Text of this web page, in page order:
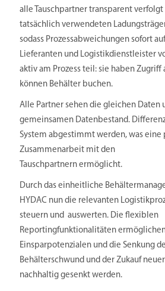
alle Tauschpartner transparent
tatsächlich verwendeten
sodass Prozessabweichungen sofort
Lieferanten und Logistikdienstleister
aktiv am Prozess teil: sie haben Zugriff
können Behälter buchen.
Alle Partner sehen die gleichen Daten
gemeinsamen Datenbestand.
System abgestimmt werden, was eine
Zusammenarbeit mit den
Tauschpartnern ermöglicht.
Durch das einheitliche
HYDAC nun die relevanten
steuern und auswerten. Die flexiblen
Reportingfunktionalitäten
Einsparpotenzialen und die Senkung
Behälterschwund und der Zukauf
nachhaltig gesenkt werden.